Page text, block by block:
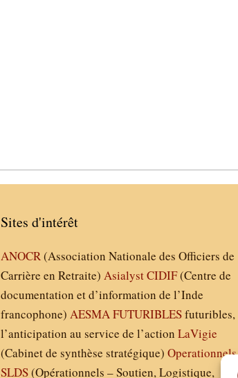
Sites d'intérêt
ANOCR(Association Nationale des Officiers de
Carrière en Retraite)AsialystCIDIF(Centre de
documentation et d’information de l’Inde
francophone)AESMAFUTURIBLESfuturibles,
l’anticipation au service de l’actionLaVigie
(Cabinet de synthèse stratégique)Operationnels
SLDS(Opérationnels – Soutien, Logistique,